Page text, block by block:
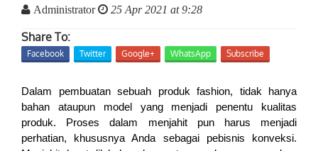
Administrator 25 Apr 2021 at 9:28
Share To:
Facebook Twitter Google+ WhatsApp Subscribe
Dalam pembuatan sebuah produk fashion, tidak hanya
bahan ataupun model yang menjadi penentu kualitas
produk. Proses dalam menjahit pun harus menjadi
perhatian, khususnya Anda sebagai pebisnis konveksi.